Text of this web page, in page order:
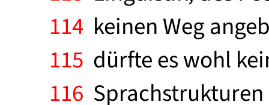
114 keinen Weg
115 dürfte es wohl
116